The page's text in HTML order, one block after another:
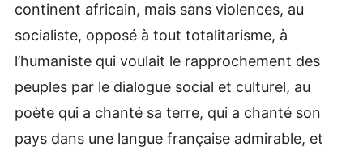
continent africain, mais sans violences, au
socialiste, opposé à tout totalitarisme, à
l’humaniste qui voulait le rapprochement des
peuples par le dialogue social et culturel, au
poète qui a chanté sa terre, qui a chanté son
pays dans une langue française admirable, et